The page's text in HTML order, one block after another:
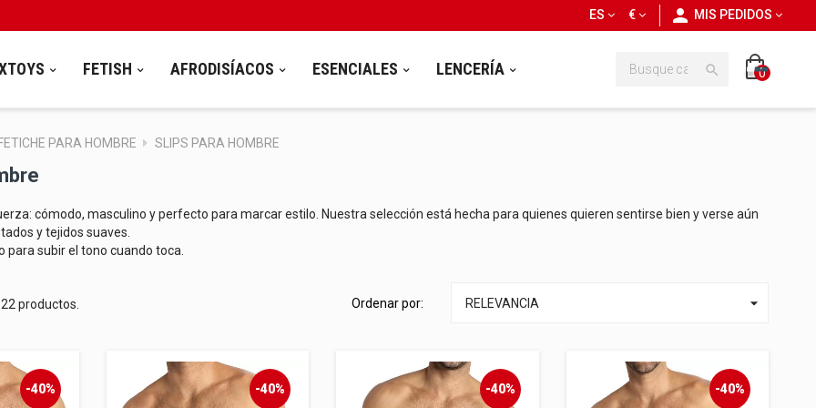
personnMIS PEDIDOS
€
ES
FETISH AFRODISÍACOS ESENCIALES LENCERÍA  0
PARA HOMBRE SLIPS PARA HOMBRE
cómodo, masculino y perfecto para marcar estilo. Nuestra selección está hecha para quienes quieren sentirse bien y verse aún
y tejidos suaves.
para subir el tono cuando toca.
22 productos. Ordenar por: RELEVANCIA 
-40% -40% -40% -40%